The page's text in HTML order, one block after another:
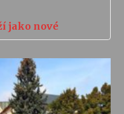
jako nové